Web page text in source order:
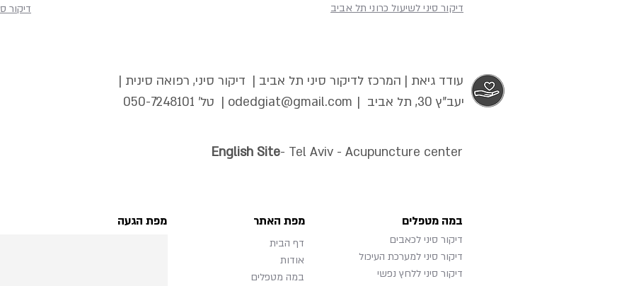
דיקור
עודד גיאת | המרכז לדיקור סיני תל אביב | דיקור סיני, רפואה סינית |
יעב"ץ 30, תל אביב |
odedgiat@gmail.com | טל' 050-7248101
English Site- Tel Aviv - Acupuncture center
מפת הגעה מפת האתר
דף הבית
אודות
במה מטפלים
במה מטפלים
דיקור סיני לכאבים
דיקור סיני למערכת העיכול
דיקור סיני ללחץ נפשי
דיקור סיני לשיעול כרוני תל אביב